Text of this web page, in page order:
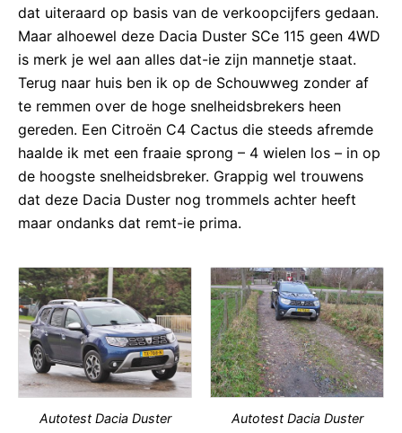
dat uiteraard op basis van de verkoopcijfers gedaan.
Maar alhoewel deze Dacia Duster SCe 115 geen 4WD
is merk je wel aan alles dat-ie zijn mannetje staat.
Terug naar huis ben ik op de Schouwweg zonder af
te remmen over de hoge snelheidsbrekers heen
gereden. Een Citroën C4 Cactus die steeds afremde
haalde ik met een fraaie sprong – 4 wielen los – in op
de hoogste snelheidsbreker. Grappig wel trouwens
dat deze Dacia Duster nog trommels achter heeft
maar ondanks dat remt-ie prima.
Autotest Dacia Duster
Autotest Dacia Duster